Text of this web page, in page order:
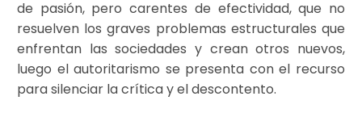
de pasión, pero carentes de efectividad, que no
resuelven los graves problemas estructurales que
enfrentan las sociedades y crean otros nuevos,
luego el autoritarismo se presenta con el recurso
para silenciar la crítica y el descontento.